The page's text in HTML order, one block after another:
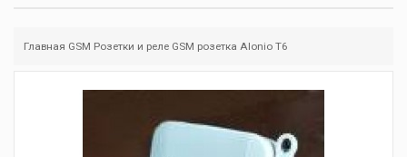
Главная GSM Розетки и реле GSM розетка Alonio T6